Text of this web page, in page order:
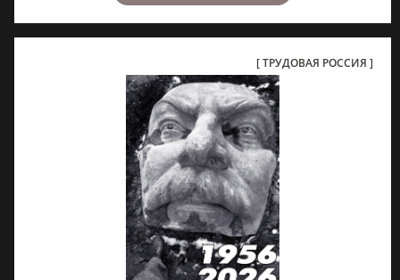
ТРУДОВАЯ РОССИЯ